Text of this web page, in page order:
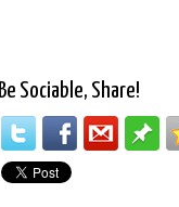
Be Sociable, Share!